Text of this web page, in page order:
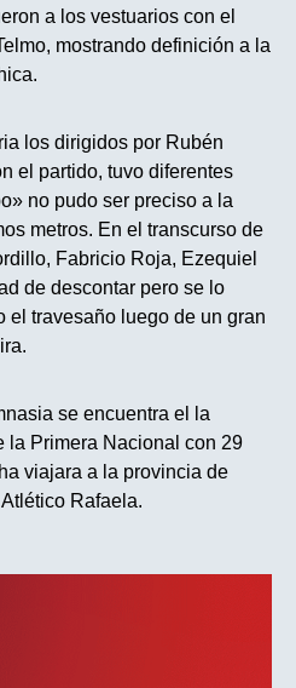
a los vestuarios con el
mostrando definición a la
los dirigidos por Rubén
el partido, tuvo diferentes
no pudo ser preciso a la
metros. En el transcurso de
Fabricio Roja, Ezequiel
de descontar pero se lo
el travesaño luego de un gran
se encuentra el la
la Primera Nacional con 29
viajara a la provincia de
Rafaela.